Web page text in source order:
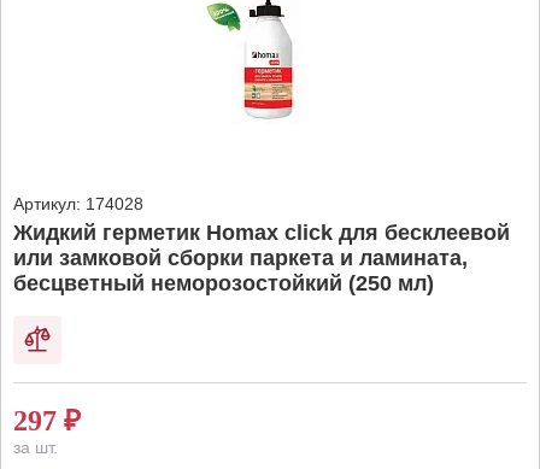
Артикул: 174028
Жидкий герметик Homax click для бесклеевой
или замковой сборки паркета и ламината,
бесцветный неморозостойкий (250 мл)
297 ₽
за шт.